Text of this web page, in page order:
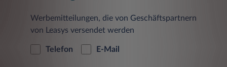
Cookies sind kleine Dateien, die auf Ihrem
Datenträger gespeichert werden und die
bestimmten Einstellungen und Daten zum
Werbemitteilungen, die von Geschäftspartnern
von Leasys versendet werden
Telefon E-Mail